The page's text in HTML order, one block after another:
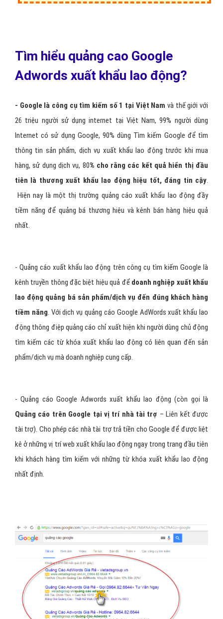
Tìm hiểu quảng cao Google
Adwords xuất khẩu lao động?
- Google là công cụ tìm kiếm số 1 tại Việt Nam và thế giới với
26 triệu người sử dụng internet tại Việt Nam, 99% người dùng
Internet có sử dụng Google, 90% dùng Tìm kiếm Google để tìm
thông tin sản phẩm, dịch vụ xuất khẩu lao động trước khi mua
hàng, sử dụng dịch vụ, 80% cho rằng các kết quả hiển thị đầu
tiên là thương xuất khẩu lao động hiệu tốt, đáng tin cậy.
Hiện nay là một thị trường quảng cáo xuất khẩu lao động đầy
tiềm năng để quảng bá thương hiệu và kênh bán hàng hiệu quả
nhất.
- Quảng cáo xuất khẩu lao động trên công cụ tìm kiếm Google là
kênh truyền thông đặc biệt hiệu quả để doanh nghiệp xuất khẩu
lao động quảng bá sản phẩm/dịch vụ đến đúng khách hàng
tiềm năng. Với dịch vụ quảng cáo Google AdWords xuất khẩu lao
động thông điệp quảng cáo chỉ xuất hiện khi người dùng chủ động
tìm kiếm các từ khóa xuất khẩu lao động có liên quan đến sản
phẩm/dịch vụ mà doanh nghiệp cung cấp.
- Quảng cáo Google Adwords xuất khẩu lao động (còn gọi là
Quảng cáo trên Google tại vị trí nhà tài trợ – Liên kết được
tài trợ). Cho phép các nhà tài trợ trả tiền cho Google để được liệt
kê ở những vị trí web xuất khẩu lao động ngay trong trang đầu tiên
khi khách hàng tìm kiếm với những từ khóa xuất khẩu lao động
nhất định.